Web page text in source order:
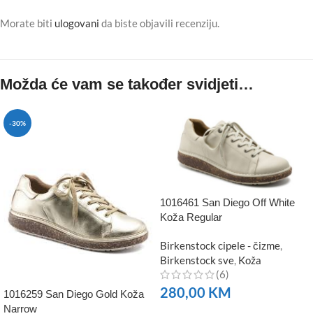
Morate biti ulogovani da biste objavili recenziju.
Možda će vam se također svidjeti…
-30%
1016259 San Diego Gold Koža
Narrow
1016461 San Diego Off White
Koža Regular
Birkenstock cipele - čizme,
Birkenstock sve, Koža
(6)
280,00 KM